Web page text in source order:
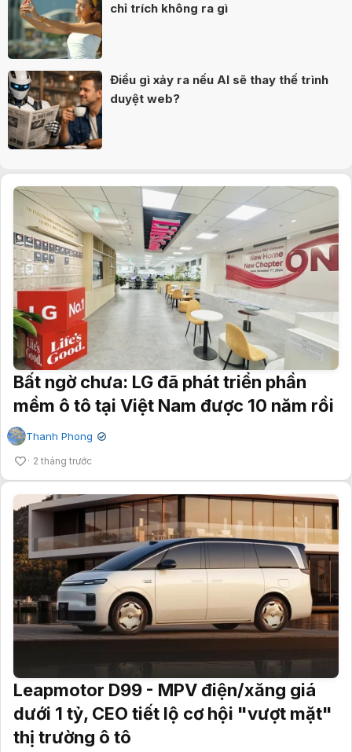
chỉ trích không ra gì
Điều gì xảy ra nếu AI sẽ thay thế trình
duyệt web?
Bất ngờ chưa: LG đã phát triển phần
mềm ô tô tại Việt Nam được 10 năm rồi
Thanh Phong ✔
2 tháng trước
Leapmotor D99 - MPV điện/xăng giá
dưới 1 tỷ, CEO tiết lộ cơ hội "vượt mặt"
thị trường ô tô